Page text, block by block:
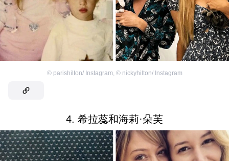
© parishilton/ Instagram, © nickyhilton/ Instagram
4. 希拉蕊和海莉·朵芙